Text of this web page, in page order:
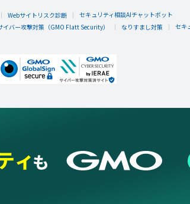
Webサイトリスク診断
セキュリティ相談AIチャットボット
イバー攻撃対策（GMO Flatt Security） なりすまし対策 セキ